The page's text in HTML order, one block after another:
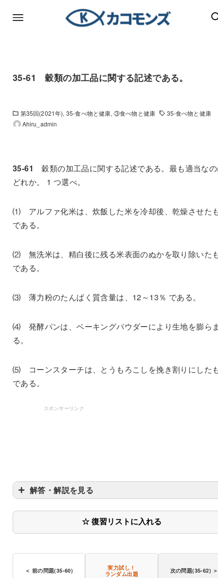
35-61 穀類の加工品に関する記述である。
第35回(2021年) 35-食べ物と健康 ③食べ物と健康
35-食べ物と健康
Ahiru_admin
35-61穀類の加工品に関する記述である。最も適当な
どれか。 1 つ選べ。
⑴ アルファ化米は、炊飯した米を冷却後、乾燥させた
である。
⑵ 無洗米は、精白後に残る米表面のぬかを取り除いた
である。
⑶ 薄力粉のたんぱく質含量は、12～13％ である。
⑷ 発酵パンは、ベーキングパウダーにより生地を膨ら
る。
⑸ コーンスターチは、とうもろこしを挽き割りにした
である。
スポンサーリンク
解答・解説を見る
☆ 復習リストに入れる
＜ 前の問題(35-60)
実力試し！
ランダム出題
次の問題(35-62) ＞